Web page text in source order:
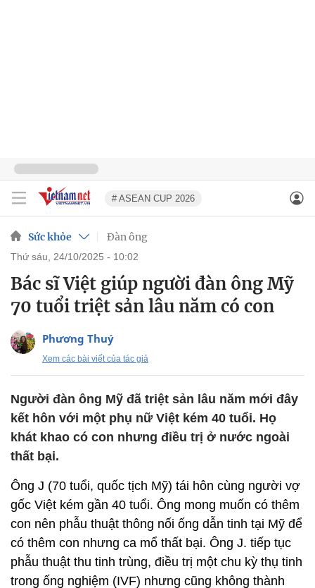
# ASEAN CUP 2026
Sức khỏe Đàn ông
thứ sáu, 24/10/2025 - 10:02
Bác sĩ Việt giúp người đàn ông Mỹ
70 tuổi triệt sản lâu năm có con
Phương Thuý
Xem các bài viết của tác giả
Người đàn ông Mỹ đã triệt sản lâu năm mới đây
kết hôn với một phụ nữ Việt kém 40 tuổi. Họ
khát khao có con nhưng điều trị ở nước ngoài
thất bại.
Ông J (70 tuổi, quốc tịch Mỹ) tái hôn cùng người vợ
gốc Việt kém gần 40 tuổi. Ông mong muốn có thêm
con nên phẫu thuật thông nối ống dẫn tinh tại Mỹ để
có thêm con nhưng ca mổ thất bại. Ông J. tiếp tục
phẫu thuật thu tinh trùng, điều trị một chu kỳ thụ tinh
trong ống nghiệm (IVF) nhưng cũng không thành